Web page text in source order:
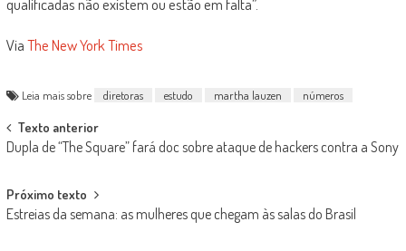
ViaThe New York Times
Leia mais sobre diretoras estudo martha lauzen números
Post
navigation
Texto anterior
Dupla de “The Square” fará doc sobre ataque de hackers contra a Sony
Próximo texto
Estreias da semana: as mulheres que chegam às salas do Brasil